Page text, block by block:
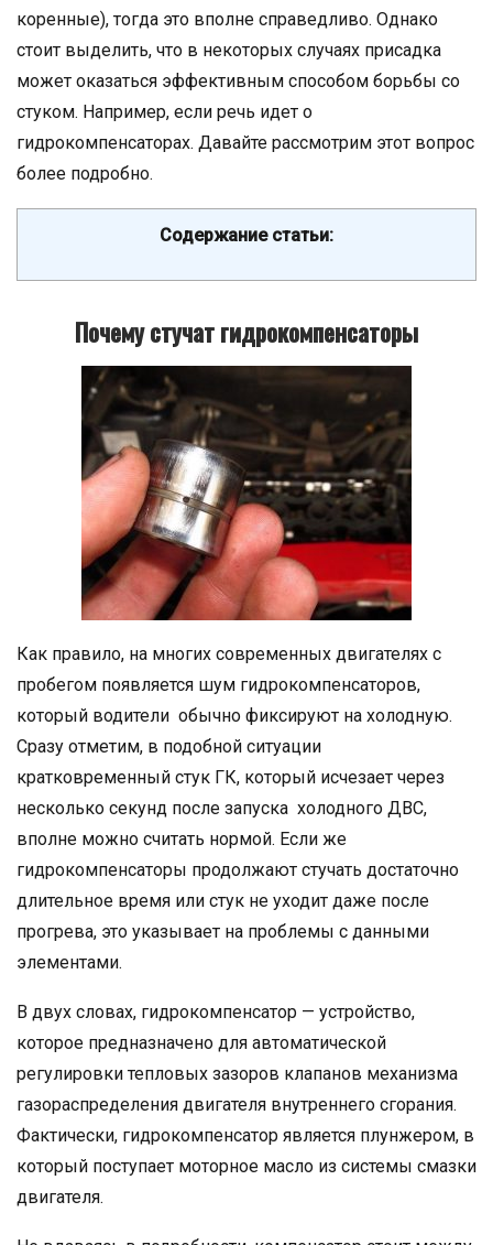
коренные), тогда это вполне справедливо. Однако
стоит выделить, что в некоторых случаях присадка
может оказаться эффективным способом борьбы со
стуком. Например, если речь идет о
гидрокомпенсаторах. Давайте рассмотрим этот вопрос
более подробно.
Содержание статьи:
Почему стучат гидрокомпенсаторы
Как правило, на многих современных двигателях с
пробегом появляется шум гидрокомпенсаторов,
который водители обычно фиксируют на холодную.
Сразу отметим, в подобной ситуации
кратковременный стук ГК, который исчезает через
несколько секунд после запуска холодного ДВС,
вполне можно считать нормой. Если же
гидрокомпенсаторы продолжают стучать достаточно
длительное время или стук не уходит даже после
прогрева, это указывает на проблемы с данными
элементами.
В двух словах, гидрокомпенсатор — устройство,
которое предназначено для автоматической
регулировки тепловых зазоров клапанов механизма
газораспределения двигателя внутреннего сгорания.
Фактически, гидрокомпенсатор является плунжером, в
который поступает моторное масло из системы смазки
двигателя.